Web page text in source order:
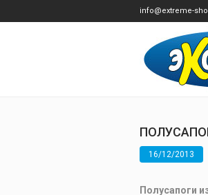
info@extreme-
16/12/2013
Полусапоги